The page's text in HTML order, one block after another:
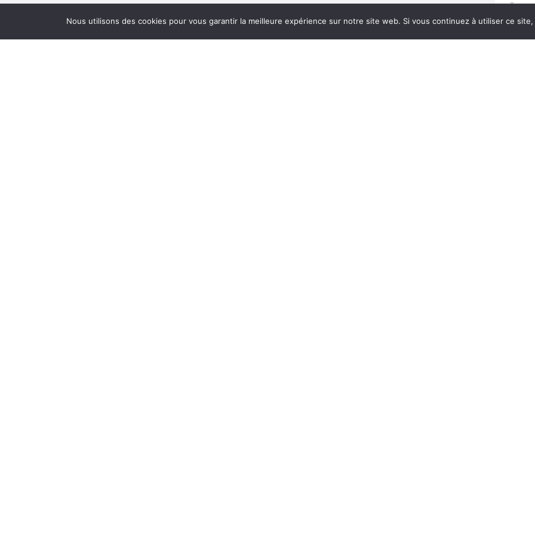
0 Avis pourManjé Zayann Ajouter un avis
Nous utilisons des cookies pour vous garantir la meilleure expérience sur notre site web. Si vous continuez à utiliser ce